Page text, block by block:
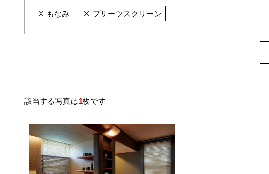
もなみ プリーツスクリーン
該当する写真は1枚です